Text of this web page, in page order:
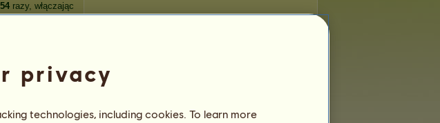
54 razy, włączając
privacy
technologies, including cookies. To learn more